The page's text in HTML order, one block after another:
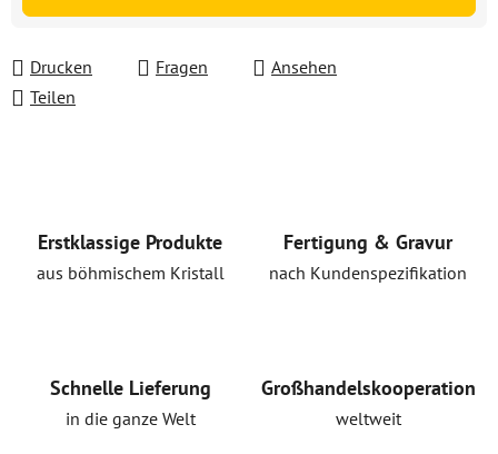
Drucken Fragen
Ansehen
Teilen
Erstklassige Produkte
aus böhmischem Kristall
Fertigung & Gravur
nach Kundenspezifikation
Schnelle Lieferung
in die ganze Welt
Großhandelskooperation
weltweit